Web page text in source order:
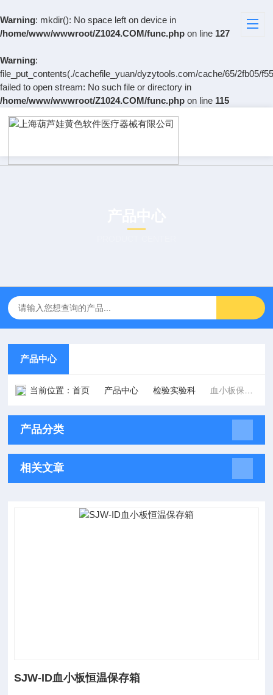
Warning: mkdir(): No space left on device in
/home/www/wwwroot/Z1024.COM/func.php on line 127
Warning:
file_put_contents(./cachefile_yuan/dyzytools.com/cache/65/2fb05/
failed to open stream: No such file or directory in
/home/www/wwwroot/Z1024.COM/func.php on line 115
产品中心
当前位置：首页 产品中心 检验实验科 血小板保存箱
产品分类
相关文章
SJW-ID血小板恒温保存箱